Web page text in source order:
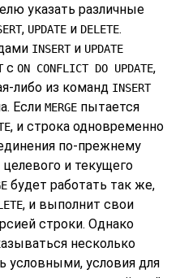
указать различные
, UPDATE и DELETE.
INSERTи UPDATE
с ON CONFLICT DO UPDATE,
либо из команд INSERT
Если MERGE пытается
, и строка одновременно
по-прежнему
и текущего
будет работать так же,
, и выполнит свои
строки. Однако
несколько
условными, условия для